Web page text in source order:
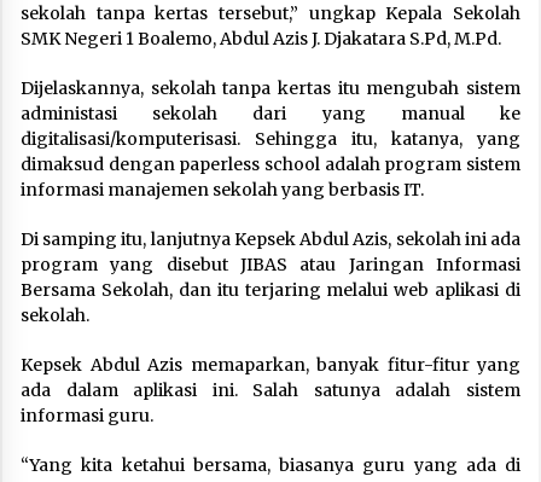
sekolah tanpa kertas tersebut,” ungkap Kepala Sekolah
SMK Negeri 1 Boalemo, Abdul Azis J. Djakatara S.Pd, M.Pd.
Dijelaskannya, sekolah tanpa kertas itu mengubah sistem
administasi sekolah dari yang manual ke
digitalisasi/komputerisasi. Sehingga itu, katanya, yang
dimaksud dengan paperless school adalah program sistem
informasi manajemen sekolah yang berbasis IT.
Di samping itu, lanjutnya Kepsek Abdul Azis, sekolah ini ada
program yang disebut JIBAS atau Jaringan Informasi
Bersama Sekolah, dan itu terjaring melalui web aplikasi di
sekolah.
Kepsek Abdul Azis memaparkan, banyak fitur-fitur yang
ada dalam aplikasi ini. Salah satunya adalah sistem
informasi guru.
“Yang kita ketahui bersama, biasanya guru yang ada di